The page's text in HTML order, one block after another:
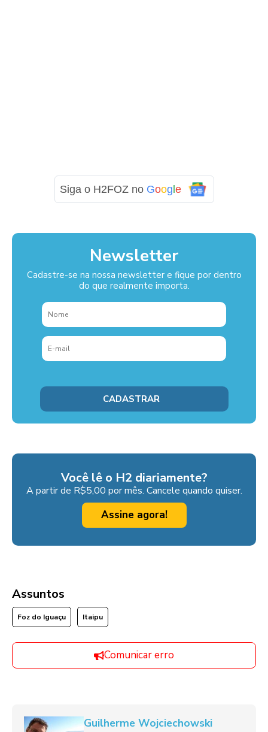
Siga o H2FOZ no Google
Newsletter
Cadastre-se na nossa newsletter e fique por dentro
do que realmente importa.
Você lê o H2 diariamente?
A partir de R$5,00 por mês. Cancele quando quiser.
Assine agora!
Assuntos
Foz do Iguaçu Itaipu
Comunicar erro
Guilherme Wojciechowski